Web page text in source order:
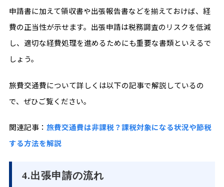
申請書に加えて領収書や出張報告書などを揃えておけば、経
費の正当性が示せます。出張申請は税務調査のリスクを低減
し、適切な経費処理を進めるためにも重要な書類といえるで
しょう。
旅費交通費について詳しくは以下の記事で解説しているの
で、ぜひご覧ください。
関連記事： 旅費交通費は非課税？課税対象になる状況や節税
する方法を解説
4.出張申請の流れ